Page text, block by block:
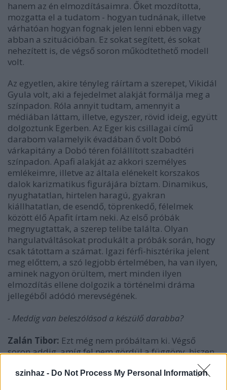
szinhaz - Do Not Process My Personal Information
hanem az én elmozdításaimra. Őket mozdította,
mozgatta el a tudatom - hogyan tudnának, illetve
várhatóan hogyan fognak jelen lenni ebben vagy
abban a szituációban. Ez sokat segített, és sokat
nehezített is, de végső soron működtethető modell
volt.
Az egyetlen, akire tényleg ráírtam a szerepet, Vikidál
Gyula volt, aki a fejedelmet alakját formálja meg a
színpadon. Róla annyit tudtam, amennyit a
médiában láttam, illetve, egyszer, rövid ideig, együtt
dolgoztunk Egerben. Az Eger kis csillagai című
darabom valamelyik évadában ő volt Dobó
várkapitány a Dobó téren fölállított szabadtéri
színpadon. Apafi alakját az akkori személyes
emlékeimre, illetve az általa elénekelt korszakos
dalok karizmatikus figurájára bíztam. Dinamikus,
nyughatatlan, hirtelen haragú, gyakran
kiállhatatlan, de esendő, töprenkedő, félelmek
között élő Apafit írtam neki. Az első próbák
megnyugtattak, a szerep telibe találta. Olyan
hangulatváltásokat produkált a próbák során, hogy
csak tátottam a számat. Igazi férfi-hisztérika jelent
meg előttem, a szó legjobb értelmében, ha van ilyen,
aminek nagyon örültem, mert minden ilyen
elmozdítás ellene dolgozik a történelmi dráma
jellegéből adódó merevségének.
- Meddig van beleszólásod a készülő darabba?
Zalán Tibor: Ezt még nem próbáltam ki. Végső
soron addig, amíg fel nem gördül a függöny, hiszen
vagyok, ha most hivatalosan nem is a saját